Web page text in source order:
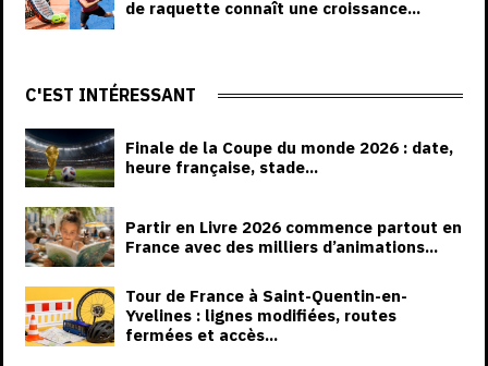
de raquette connaît une croissance...
C'EST INTÉRESSANT
Finale de la Coupe du monde 2026 : date,
heure française, stade...
Partir en Livre 2026 commence partout en
France avec des milliers d’animations...
Tour de France à Saint-Quentin-en-
Yvelines : lignes modifiées, routes
fermées et accès...